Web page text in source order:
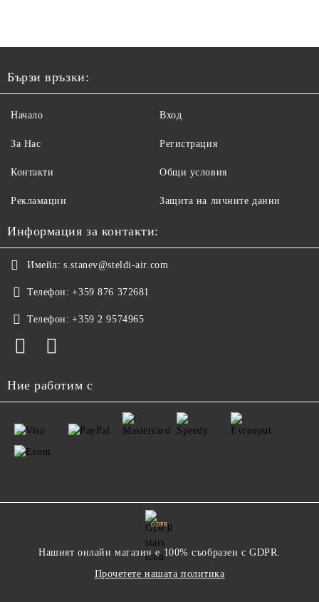
Бързи връзки:
Начало
За Нас
Контакти
Рекламации
Вход
Регистрация
Общи условия
Защита на личните данни
Информация за контакти:
Имейл: s.stanev@steldi-air.com
Телефон: +359 876 372681
Телефон: +359 2 9574965
Ние работим с
GDPR
Нашият онлайн магазин е 100% съобразен с GDPR.
Прочетете нашата политика